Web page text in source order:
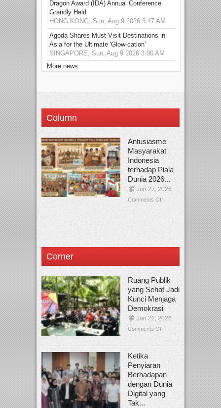
Dragon Award (IDA) Annual Conference
Grandly Held
HONG KONG, Sun, Aug 9 2026 3:47 AM
Agoda Shares Must-Visit Destinations in
Asia for the Ultimate 'Glow-cation'
SINGAPORE, Sun, Aug 9 2026 3:00 AM
More news
Column
Antusiasme
Masyarakat
Indonesia
terhadap Piala
Dunia 2026...
Jun 27, 2026
Comments Off
Corner
Ruang Publik
yang Sehat Jadi
Kunci Menjaga
Demokrasi
Jun 22, 2026
Comments Off
Ketika
Penyiaran
Berhadapan
dengan Dunia
Digital yang
Tak...